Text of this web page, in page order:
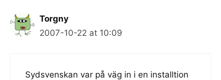
Torgny
2007-10-22 at 10:09
Sydsvenskan var på väg in i en installtion